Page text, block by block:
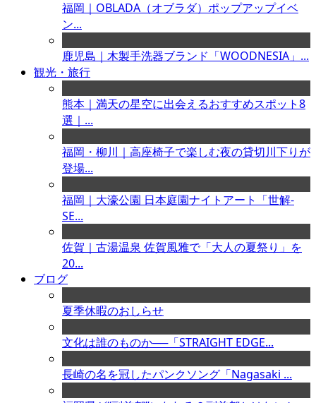
福岡｜OBLADA（オブラダ）ポップアップイベ
ン...
鹿児島｜木製手洗器ブランド「WOODNESIA」...
観光・旅行
熊本｜満天の星空に出会えるおすすめスポット8
選｜...
福岡・柳川｜高座椅子で楽しむ夜の貸切川下りが
登場...
福岡｜大濠公園 日本庭園ナイトアート「世解-
SE...
佐賀｜古湯温泉 佐賀風雅で「大人の夏祭り」を
20...
ブログ
夏季休暇のおしらせ
文化は誰のものか──「STRAIGHT EDGE...
長崎の名を冠したパンクソング「Nagasaki ...